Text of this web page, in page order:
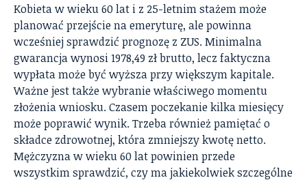
Kobieta w wieku 60 lat i z 25-letnim stażem może
planować przejście na emeryturę, ale powinna
wcześniej sprawdzić prognozę z ZUS. Minimalna
gwarancja wynosi 1978,49 zł brutto, lecz faktyczna
wypłata może być wyższa przy większym kapitale.
Ważne jest także wybranie właściwego momentu
złożenia wniosku. Czasem poczekanie kilka miesięcy
może poprawić wynik. Trzeba również pamiętać o
składce zdrowotnej, która zmniejszy kwotę netto.
Mężczyzna w wieku 60 lat powinien przede
wszystkim sprawdzić, czy ma jakiekolwiek szczególne